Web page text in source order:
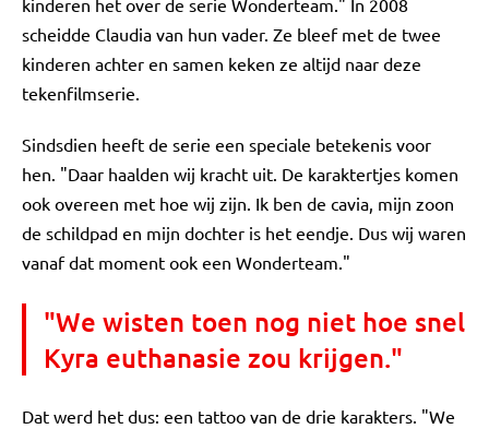
kinderen het over de serie Wonderteam." In 2008
scheidde Claudia van hun vader. Ze bleef met de twee
kinderen achter en samen keken ze altijd naar deze
tekenfilmserie.
Sindsdien heeft de serie een speciale betekenis voor
hen. "Daar haalden wij kracht uit. De karaktertjes komen
ook overeen met hoe wij zijn. Ik ben de cavia, mijn zoon
de schildpad en mijn dochter is het eendje. Dus wij waren
vanaf dat moment ook een Wonderteam."
"We wisten toen nog niet hoe snel
Kyra euthanasie zou krijgen."
Dat werd het dus: een tattoo van de drie karakters. "We